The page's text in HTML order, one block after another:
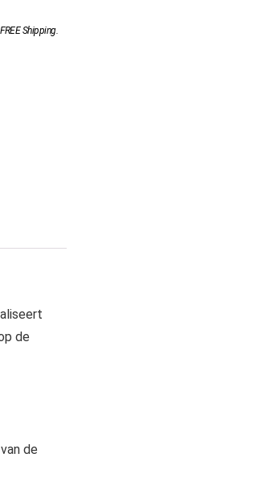
FREE Shipping.
de
de